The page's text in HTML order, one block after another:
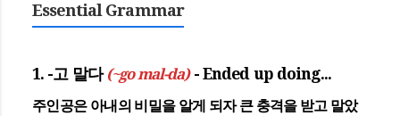
Essential Grammar
1. -고 말다 (~go mal-da)- Ended up doing...
주인공은 아내의 비밀을 알게 되자 큰 충격을 받고 말았